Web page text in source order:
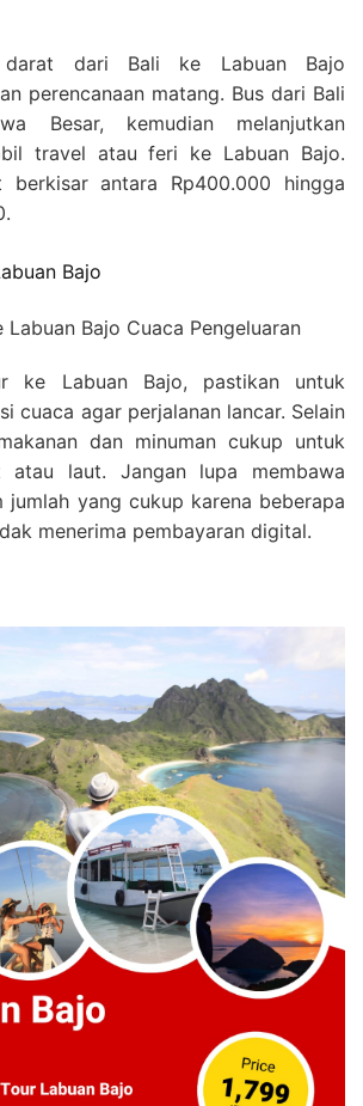
darat dari Bali ke Labuan Bajo
perencanaan matang. Bus dari Bali
Besar, kemudian melanjutkan
travel atau feri ke Labuan Bajo.
berkisar antara Rp400.000 hingga
Bajo
ke Labuan Bajo, pastikan untuk
cuaca agar perjalanan lancar. Selain
dan minuman cukup untuk
atau laut. Jangan lupa membawa
jumlah yang cukup karena beberapa
menerima pembayaran digital.